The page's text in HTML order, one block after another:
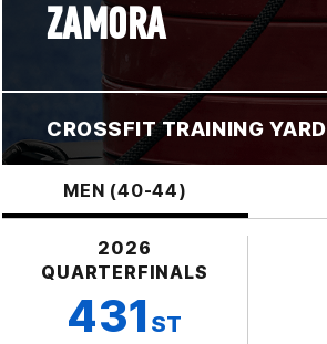
ZAMORA
CROSSFIT TRAINING YARD
MEN (40-44)
2026
QUARTERFINALS
431 ST